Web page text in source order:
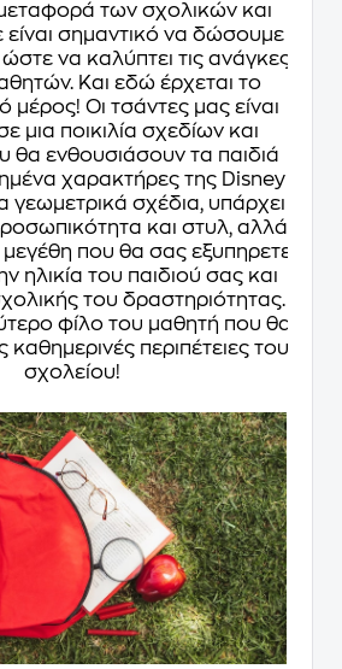
των σχολικών και
είναι σημαντικό να δώσουμε
να καλύπτει τις ανάγκες
Και εδώ έρχεται το
μέρος! Οι τσάντες μας είναι
μια ποικιλία σχεδίων και
ενθουσιάσουν τα παιδιά
χαρακτήρες της Disney
γεωμετρικά σχέδια, υπάρχει
και στυλ, αλλά
που θα σας εξυπηρετεί
ηλικία του παιδιού σας και
του δραστηριότητας.
φίλο του μαθητή που θα
καθημερινές περιπέτειες του
σχολείου!